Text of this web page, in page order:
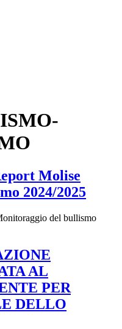
Molise
2024/2025
del bullismo
AL
PER
DELLO